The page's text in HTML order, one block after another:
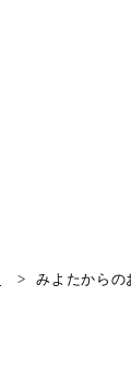
みよたからの